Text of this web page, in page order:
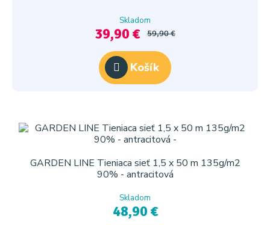
Skladom
39,90 € 59,90 €
Košík
GARDEN LINE Tieniaca sieť 1,5 x 50 m 135g/m2
90% - antracitová
Skladom
48,90 €